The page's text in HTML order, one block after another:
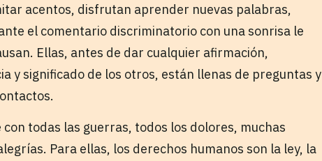
acentos, disfrutan aprender nuevas palabras,
el comentario discriminatorio con una sonrisa le
Ellas, antes de dar cualquier afirmación,
y significado de los otros, están llenas de preguntas y
todas las guerras, todos los dolores, muchas
Para ellas, los derechos humanos son la ley, la